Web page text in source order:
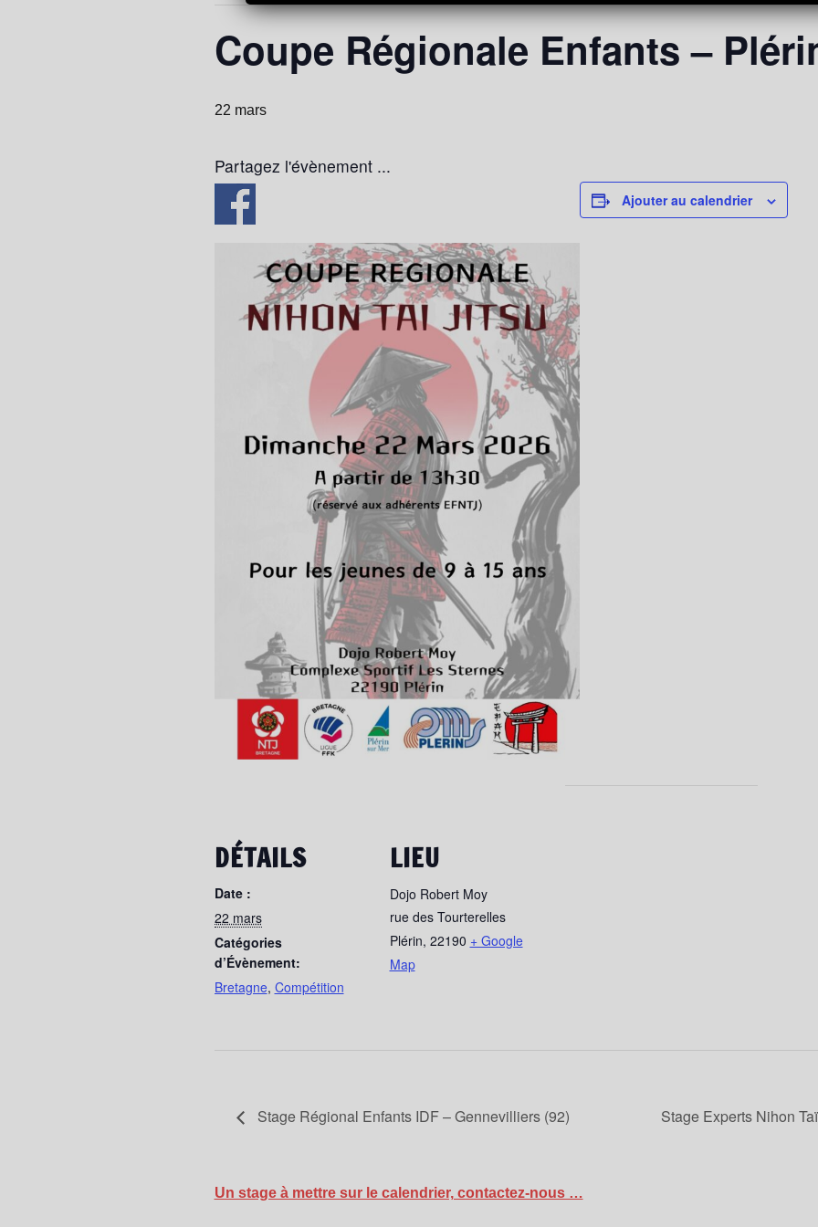
Coupe Régionale Enfants –
22 mars
Partagez l'évènement ...
Ajouter au calendrier
DÉTAILS
Date :
22 mars
Catégories
d’Évènement:
Bretagne, Compétition
LIEU
Dojo Robert Moy
rue des Tourterelles
Plérin, 22190 + Google
Map
Stage Régional Enfants IDF – Gennevilliers (92) Stage Experts Nihon
Un stage à mettre sur le calendrier, contactez-nous …